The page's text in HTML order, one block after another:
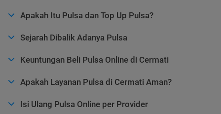
Apakah Itu Pulsa dan Top Up Pulsa?
Sejarah Dibalik Adanya Pulsa
Keuntungan Beli Pulsa Online di Cermati
Apakah Layanan Pulsa di Cermati Aman?
Isi Ulang Pulsa Online per Provider